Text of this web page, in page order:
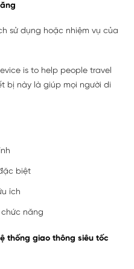
sử dụng hoặc nhiệm vụ của
is to help people travel
bị này là giúp mọi người di
biệt
ích
năng
thống giao thông siêu tốc